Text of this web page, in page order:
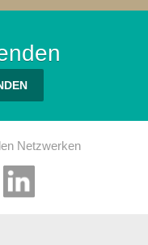
Netzwerken